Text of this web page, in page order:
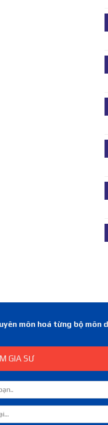
môn hoá từng bộ môn
GIA SƯ